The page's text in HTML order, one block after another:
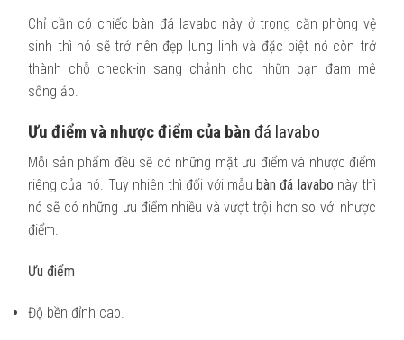
Chỉ cần có chiếc bàn đá lavabo này ở trong căn phòng vệ
sinh thì nó sẽ trở nên đẹp lung linh và đặc biệt nó còn trở
thành chỗ check-in sang chảnh cho nhữn bạn đam mê
sống ảo.
Ưu điểm và nhược điểm của bàn đá lavabo
Mỗi sản phẩm đều sẽ có những mặt ưu điểm và nhược điểm
riêng của nó. Tuy nhiên thì đối với mẫu bàn đá lavabo này thì
nó sẽ có những ưu điểm nhiều và vượt trội hơn so với nhược
điểm.
Ưu điểm
Độ bền đỉnh cao.